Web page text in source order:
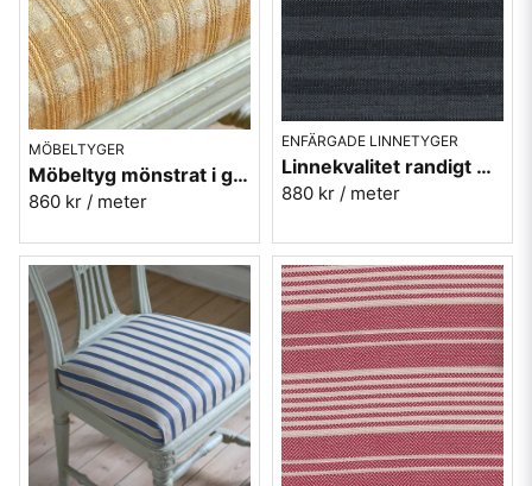
MÖBELTYGER
Möbeltyg mönstrat i gul och guld - Krusmynta nr.10
860 kr / meter
ENFÄRGADE LINNETYGER
Linnekvalitet randigt möbeltyg - gråsvart 940926-99 Berghem
880 kr / meter